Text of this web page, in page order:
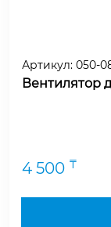
Артикул: 050-
Вентилятор
4 500 ₸